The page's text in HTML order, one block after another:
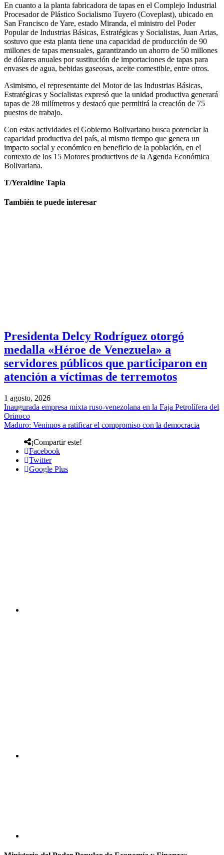
En cuanto a la planta fabricadora de tapas en el Complejo Industrial
Procesador de Plástico Socialismo Tuyero (Coveplast), ubicado en
San Francisco de Yare, estado Miranda, el ministro del Poder
Popular de Industrias Básicas, Estratégicas y Socialistas, Juan Arias,
sostuvo que esta planta tiene una capacidad de producción de 90
millones de tapas mensuales, garantizando un ahorro de 50 millones
de dólares anuales por sustitución de importaciones de tapas para
envases de agua, bebidas gaseosas, aceite comestible, entre otros.
Asimismo, el representante del Motor de las Industrias Básicas,
Estratégicas y Socialistas expresó que la unidad productiva generará
tapas de 28 milímetros y destacó que permitirá la creación de 75
puestos de trabajo.
Con estas actividades el Gobierno Bolivariano busca potenciar la
capacidad productiva del país, al mismo tiempo que genera un
impacto social y económico en beneficio de la población, en el
contexto de los 15 Motores productivos de la Agenda Económica
Bolivariana.
T/Yeraldine Tapia
También te puede interesar
Presidenta Delcy Rodríguez otorgó
medalla «Héroe de Venezuela» a
servidores públicos que participaron en
atención a víctimas de terremotos
1 agosto, 2026
Inaugurada empresa mixta ruso-venezolana en la Faja Petrolífera del
Orinoco
Maduro: Venimos a ratificar el compromiso con la democracia
¡Compartir este!
Facebook
Twitter
Google Plus